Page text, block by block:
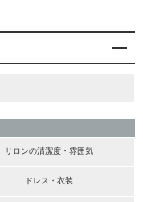
サロンの清潔度・雰囲気
ドレス・衣装